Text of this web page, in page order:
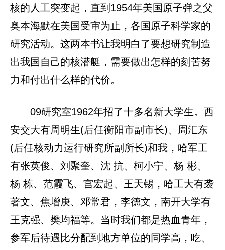
核的人工突变起，直到1954年美国原子弹之父
奥本海默在美国受审为止，各国原子科学家的
研究活动。这两本书让我明白了要想研究制造
出我国自己的核潜艇，需要做出怎样的刻苦努
力和付出什么样的代价。
09研究室1962年招了十多名新大学生。西
安交大有周明生(后任衡阳市副市长)、周汇东
(后任核动力运行研究所副所长)和我，哈军工
有张英俊、刘聚奎、沈 抗、柯小宁、杨 彬、
杨 栋、范霞飞、宫宏起、王天锡，哈工大有袭
著文、焦增庚、邓常君，李德文，南开大学有
王克强、樊均福等。当时我们都是热血青年，
参军后待遇比分配到地方单位的同学高，吃、